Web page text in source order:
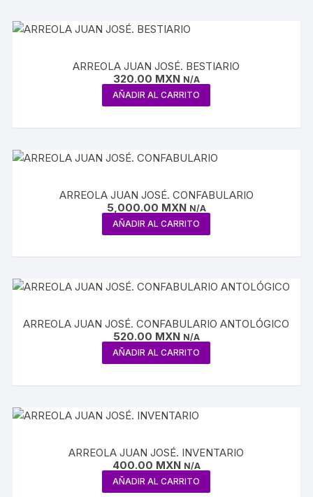
ARREOLA JUAN JOSÉ. BESTIARIO
320.00 MXN N/A
AÑADIR AL CARRITO
ARREOLA JUAN JOSÉ. CONFABULARIO
5,000.00 MXN N/A
AÑADIR AL CARRITO
ARREOLA JUAN JOSÉ. CONFABULARIO ANTOLÓGICO
520.00 MXN N/A
AÑADIR AL CARRITO
ARREOLA JUAN JOSÉ. INVENTARIO
400.00 MXN N/A
AÑADIR AL CARRITO